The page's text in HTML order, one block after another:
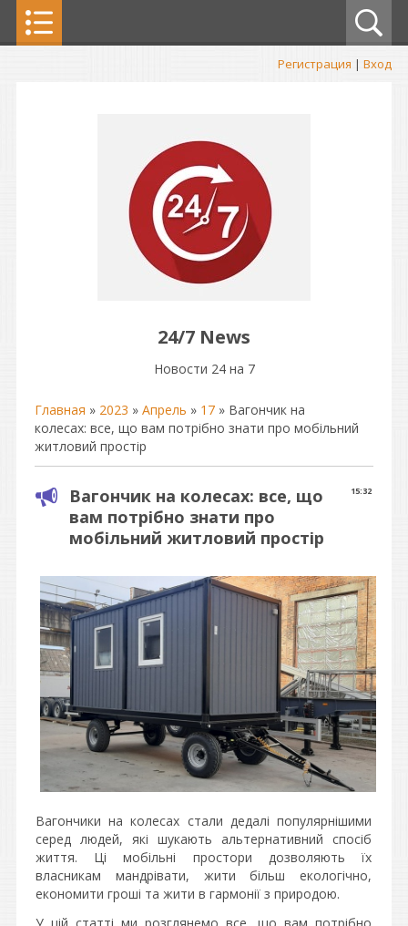
Регистрация | Вход
24/7 News
Новости 24 на 7
Главная » 2023 » Апрель » 17 » Вагончик на
колесах: все, що вам потрібно знати про мобільний
житловий простір
15:32
Вагончик на колесах: все, що
вам потрібно знати про
мобільний житловий простір
Вагончики на колесах стали дедалі популярнішими
серед людей, які шукають альтернативний спосіб
життя. Ці мобільні простори дозволяють їх
власникам мандрівати, жити більш екологічно,
економити гроші та жити в гармонії з природою.
У цій статті ми розглянемо все, що вам потрібно